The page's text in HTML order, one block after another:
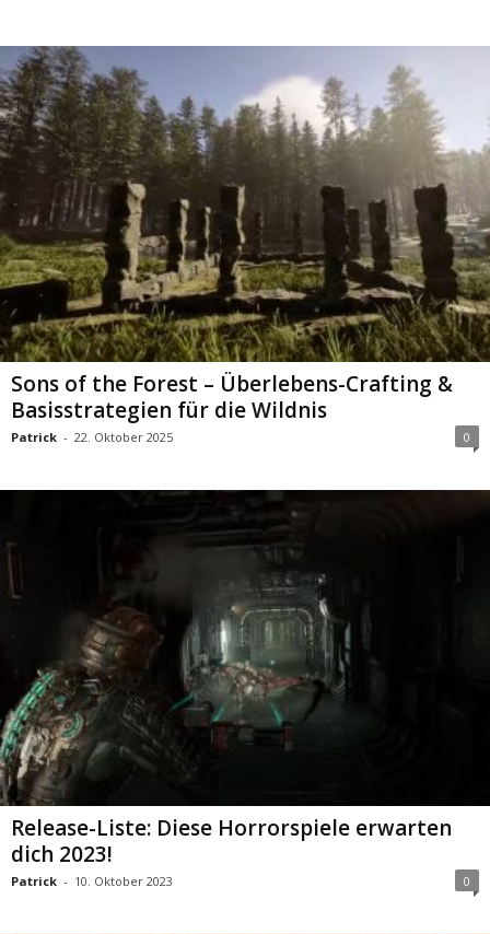
Sons of the Forest – Überlebens-Crafting &
Basisstrategien für die Wildnis
Patrick - 22. Oktober 2025 0
Release-Liste: Diese Horrorspiele erwarten
dich 2023!
Patrick - 10. Oktober 2023 0